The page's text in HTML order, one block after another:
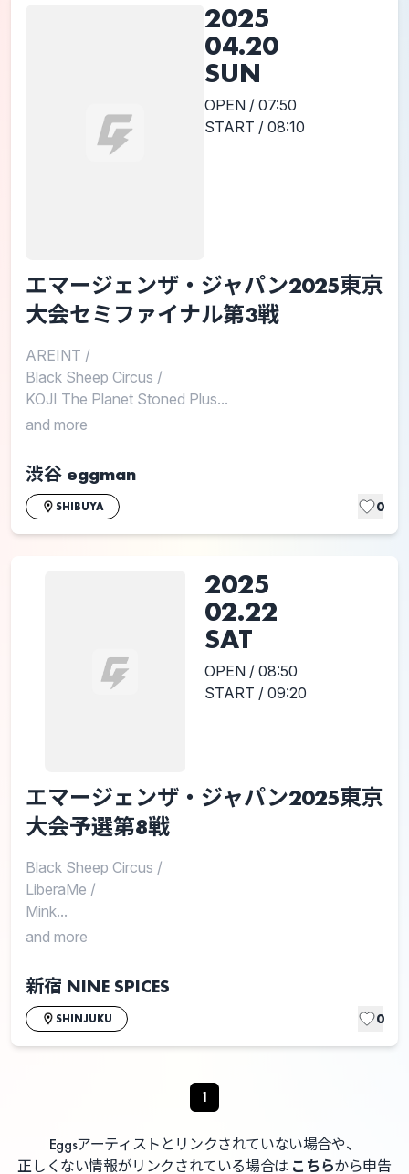
2025
04.20
SUN
OPEN / 07:50
START / 08:10
エマージェンザ・ジャパン2025東京
大会セミファイナル第3戦
AREINT /
Black Sheep Circus /
KOJI The Planet Stoned Plus...
and more
渋谷 eggman
SHIBUYA 0
2025
02.22
SAT
OPEN / 08:50
START / 09:20
エマージェンザ・ジャパン2025東京
大会予選第8戦
Black Sheep Circus /
LiberaMe /
Mink...
and more
新宿 NINE SPICES
SHINJUKU 0
1
Eggsアーティストとリンクされていない場合や、
正しくない情報がリンクされている場合は こちらから申告